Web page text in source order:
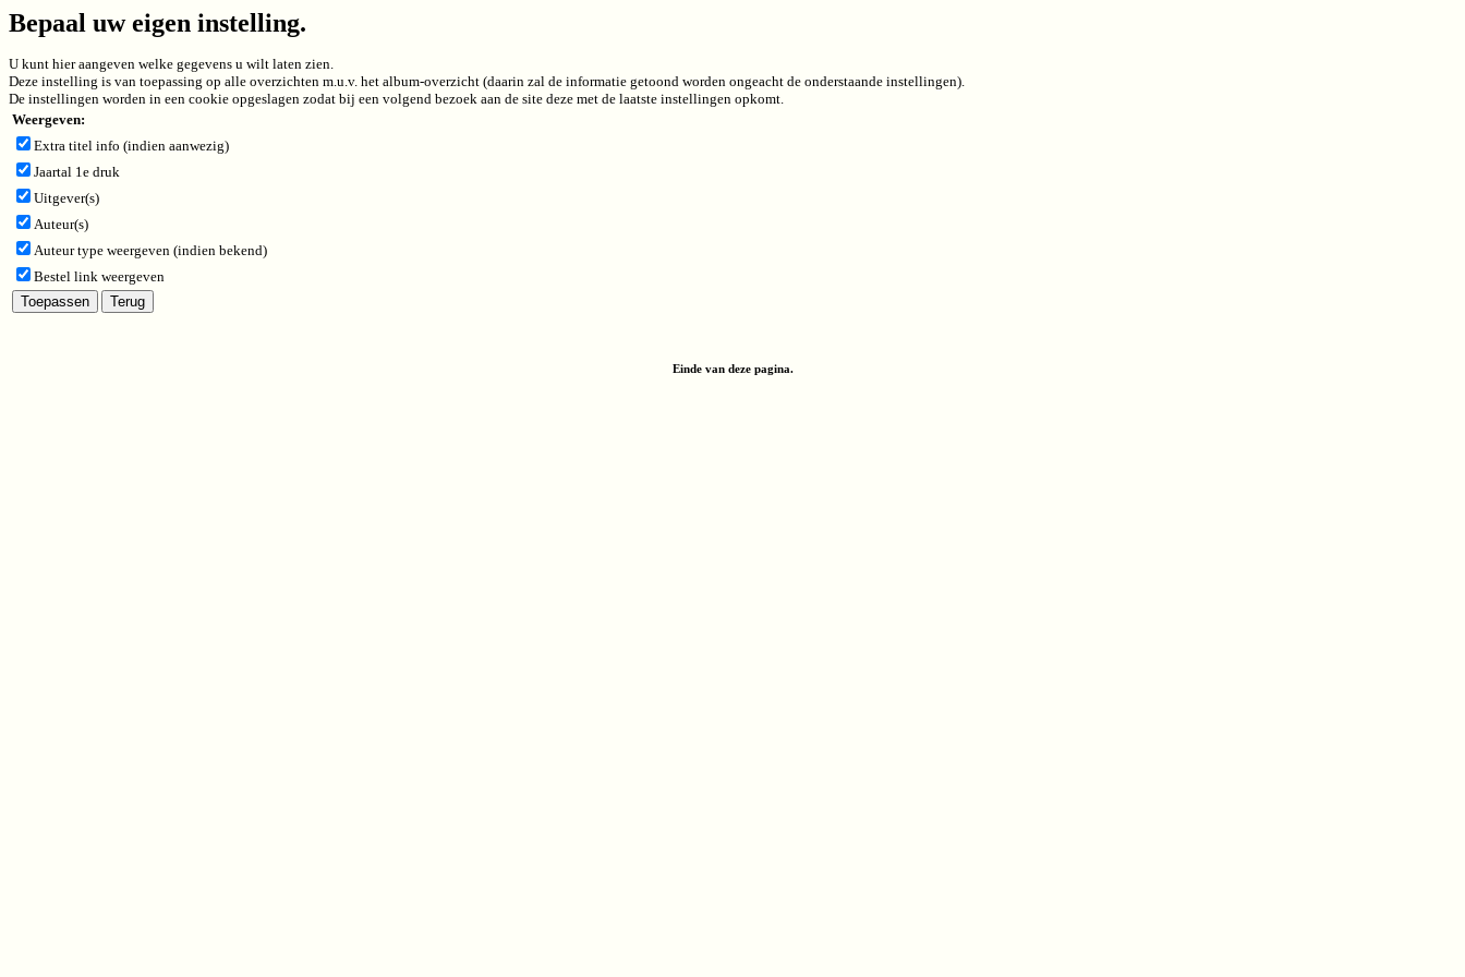
Bepaal uw eigen instelling.
U kunt hier aangeven welke gegevens u wilt laten zien.
Deze instelling is van toepassing op alle overzichten m.u.v. het album-overzicht (daarin zal de informatie getoond worden ongeacht de onderstaande instellingen).
De instellingen worden in een cookie opgeslagen zodat bij een volgend bezoek aan de site deze met de laatste instellingen opkomt.
Weergeven:
Extra titel info (indien aanwezig)
Jaartal 1e druk
Uitgever(s)
Auteur(s)
Auteur type weergeven (indien bekend)
Bestel link weergeven
Einde van deze pagina.